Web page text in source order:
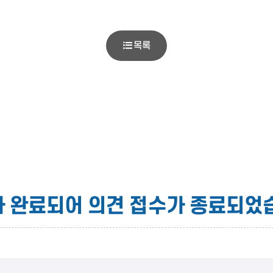
목록
완료되어 의견 접수가 종료되었